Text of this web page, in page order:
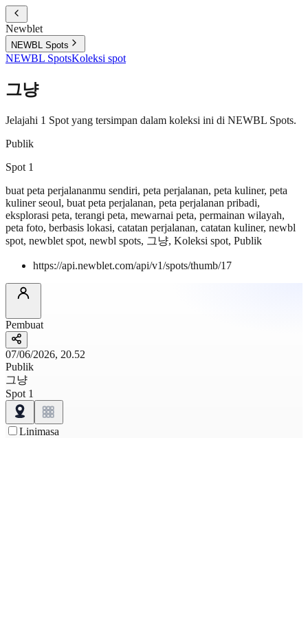
Newblet
NEWBL Spots
NEWBL SpotsKoleksi spot
그냥
Jelajahi 1 Spot yang tersimpan dalam koleksi ini di NEWBL Spots.
Publik
Spot 1
buat peta perjalananmu sendiri, peta perjalanan, peta kuliner, peta
kuliner seoul, buat peta perjalanan, peta perjalanan pribadi,
eksplorasi peta, terangi peta, mewarnai peta, permainan wilayah,
peta foto, berbasis lokasi, catatan perjalanan, catatan kuliner, newbl
spot, newblet spot, newbl spots, 그냥, Koleksi spot, Publik
https://api.newblet.com/api/v1/spots/thumb/17
Pembuat
07/06/2026, 20.52
Publik
그냥
Spot 1
Linimasa